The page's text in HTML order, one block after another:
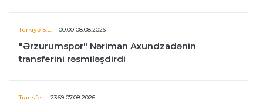
Türkiyə S.L. 00:00 08.08.2026
"Ərzurumspor" Nəriman Axundzadənin
transferini rəsmiləşdirdi
Transfer 23:59 07.08.2026